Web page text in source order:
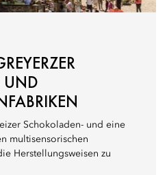
UND
Schokoladen- und eine
multisensorischen
Herstellungsweisen zu